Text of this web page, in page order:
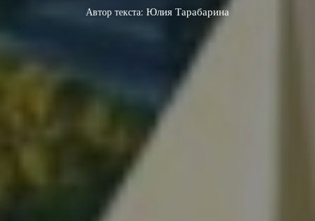
Автор текста: Юлия Тарабарина